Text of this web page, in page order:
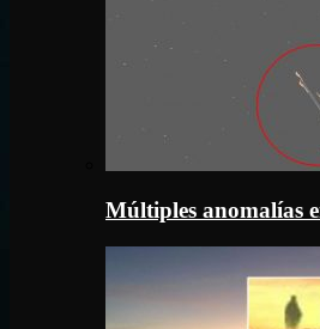
Múltiples anomalías